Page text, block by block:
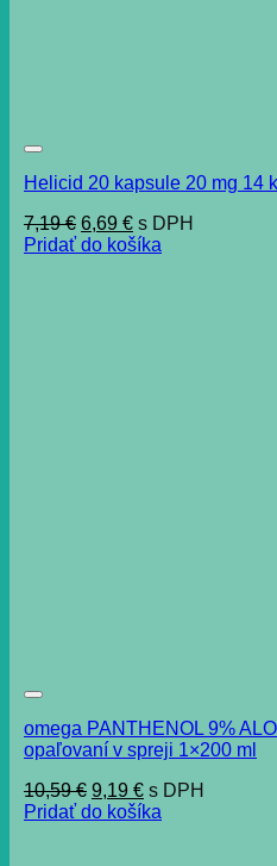
Helicid 20 kapsule 20 mg 14
7,19€ Pôvodná
cena
6,69 €Aktuálna
cena
s DPH
Pridať do košíka
omega PANTHENOL 9%
opaľovaní v spreji 1×200 ml
10,59€ Pôvodná
cena
9,19 €Aktuálna
cena
s DPH
Pridať do košíka